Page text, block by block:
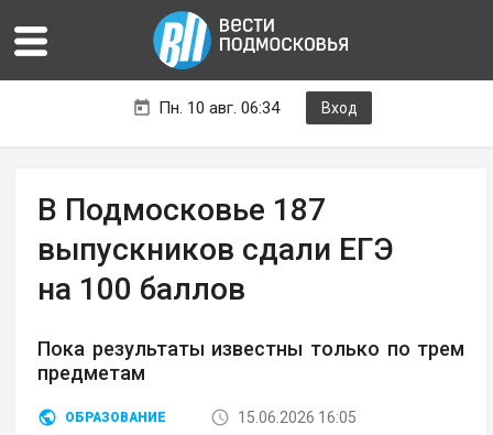
Пн. 10 авг. 06:34 Вход
В Подмосковье 187
выпускников сдали ЕГЭ
на 100 баллов
Пока результаты известны только по трем
предметам
ОБРАЗОВАНИЕ
15.06.2026 16:05